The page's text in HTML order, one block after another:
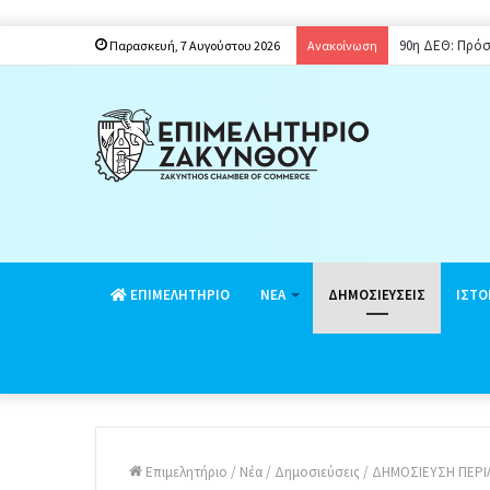
Παρασκευή, 7 Αυγούστου 2026 Ανακοίνωση 90η ΔΕΘ:
EΠΙΜΕΛΗΤΗΡΙΟ ΝΕΑ ΔΗΜΟΣΙΕΥΣΕΙΣ
Επιμελητήριο / Νέα / Δημοσιεύσεις / ΔΗΜΟΣΙΕΥΣΗ